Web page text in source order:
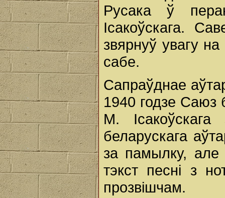
Русака ў
Ісакоўскага.
звярнуў увагу
сабе.
Сапраўднае
1940 годзе Саюз
М.
беларускага
за памылку, але
тэкст песні з
прозвішчам.